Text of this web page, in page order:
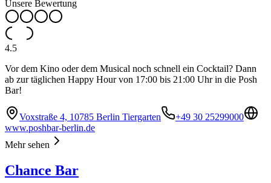
Unsere Bewertung
4.5
Vor dem Kino oder dem Musical noch schnell ein Cocktail? Dann
ab zur täglichen Happy Hour von 17:00 bis 21:00 Uhr in die Posh
Bar!
Voxstraße 4, 10785 Berlin Tiergarten
+49 30 25299000
www.poshbar-berlin.de
Mehr sehen
Chance Bar